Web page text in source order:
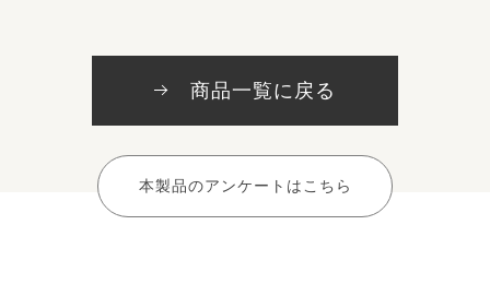
商品一覧に戻る
本製品のアンケートはこちら